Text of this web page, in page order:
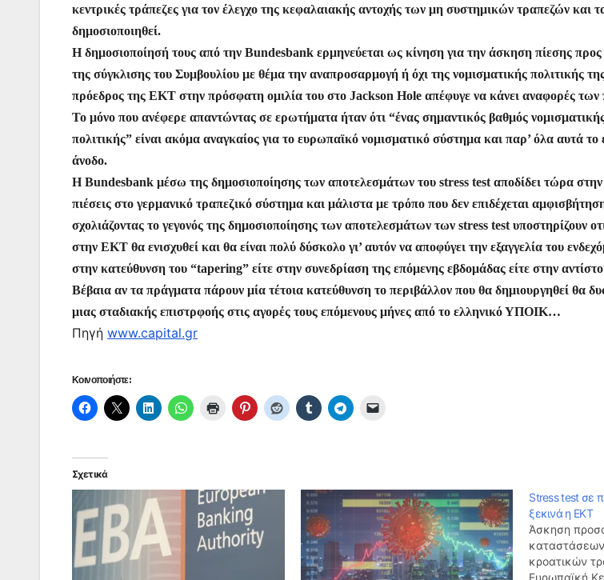
κεντρικές τράπεζες για τον έλεγχο της κεφαλαιακής αντοχής των μη συστημικών τραπεζών και
δημοσιοποιηθεί.
Η δημοσιοποίησή τους από την Bundesbank ερμηνεύεται ως κίνηση για την άσκηση πίεσης
της σύγκλισης του Συμβουλίου με θέμα την αναπροσαρμογή ή όχι της νομισματικής πολιτικής
πρόεδρος της ΕΚΤ στην πρόσφατη ομιλία του στο Jackson Hole απέφυγε να κάνει αναφορές των
Το μόνο που ανέφερε απαντώντας σε ερωτήματα ήταν ότι “ένας σημαντικός βαθμός
πολιτικής” είναι ακόμα αναγκαίος για το ευρωπαϊκό νομισματικό σύστημα και παρ’ όλα αυτά
άνοδο.
Η Bundesbank μέσω της δημοσιοποίησης των αποτελεσμάτων του stress test αποδίδει τώρα στην
πιέσεις στο γερμανικό τραπεζικό σύστημα και μάλιστα με τρόπο που δεν επιδέχεται
σχολιάζοντας το γεγονός της δημοσιοποίησης των αποτελεσμάτων των stress test υποστηρίζουν
στην ΕΚΤ θα ενισχυθεί και θα είναι πολύ δύσκολο γι’ αυτόν να αποφύγει την εξαγγελία του
στην κατεύθυνση του “tapering” είτε στην συνεδρίαση της επόμενης εβδομάδας είτε στην
Βέβαια αν τα πράγματα πάρουν μία τέτοια κατεύθυνση το περιβάλλον που θα δημιουργηθεί θα
μιας σταδιακής επιστρφοής στις αγορές τους επόμενους μήνες από το ελληνικό ΥΠΟΙΚ…
Πηγή www.capital.gr
Κοινοποιήστε:
Σχετικά
Stress test σε
ξεκινά η ΕΚΤ
Άσκηση
κροατικών